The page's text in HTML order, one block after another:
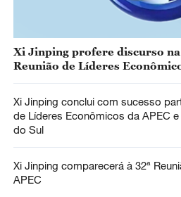
Xi Jinping profere discurso na
Reunião de Líderes
Xi Jinping conclui com sucesso
de Líderes Econômicos da APEC
do Sul
Xi Jinping comparecerá à 32ª
APEC